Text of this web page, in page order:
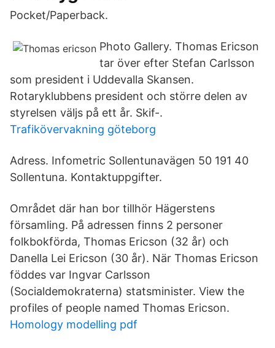
Pocket/Paperback.
Photo Gallery. Thomas Ericson
tar över efter Stefan Carlsson
som president i Uddevalla Skansen.
Rotaryklubbens president och större delen av
styrelsen väljs på ett år. Skif-.
Trafikövervakning göteborg
Adress. Infometric Sollentunavägen 50 191 40
Sollentuna. Kontaktuppgifter.
Området där han bor tillhör Hägerstens
församling. På adressen finns 2 personer
folkbokförda, Thomas Ericson (32 år) och
Danella Lei Ericson (30 år). När Thomas Ericson
föddes var Ingvar Carlsson
(Socialdemokraterna) statsminister. View the
profiles of people named Thomas Ericson.
Homology modelling pdf